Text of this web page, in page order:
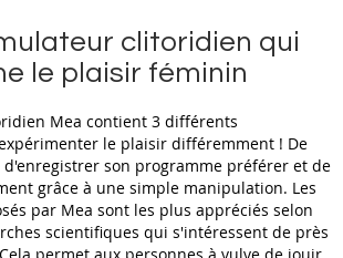
clitoridien qui
le plaisir féminin
Mea contient 3 différents
le plaisir différemment ! De
son programme préférer et de
grâce à une simple manipulation. Les
par Mea sont les plus appréciés selon
scientifiques qui s'intéressent de près